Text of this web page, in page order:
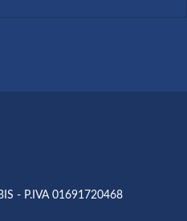
- P.IVA 01691720468